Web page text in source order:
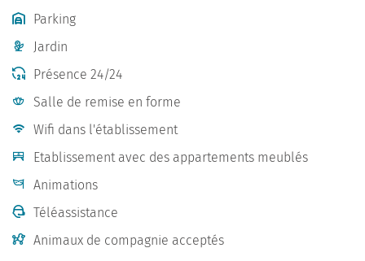
Parking
Jardin
Présence 24/24
Salle de remise en forme
Wifi dans l'établissement
Etablissement avec des appartements meublés
Animations
Téléassistance
Animaux de compagnie acceptés